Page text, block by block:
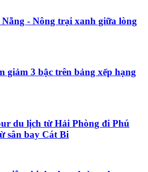
- Nông trại xanh giữa lòng
giảm 3 bậc trên bảng xếp hạng
du lịch từ Hải Phòng đi Phú
sân bay Cát Bi